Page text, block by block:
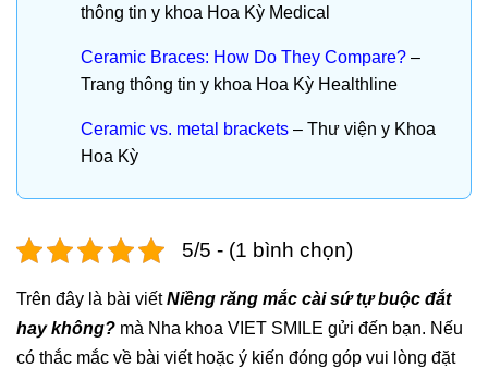
thông tin y khoa Hoa Kỳ Medical
Ceramic Braces: How Do They Compare? –
Trang thông tin y khoa Hoa Kỳ Healthline
Ceramic vs. metal brackets – Thư viện y Khoa
Hoa Kỳ
5/5 - (1 bình chọn)
Trên đây là bài viếtNiềng răng mắc cài sứ tự buộc đắt
hay không? mà Nha khoa VIET SMILE gửi đến bạn. Nếu
có thắc mắc về bài viết hoặc ý kiến đóng góp vui lòng đặt